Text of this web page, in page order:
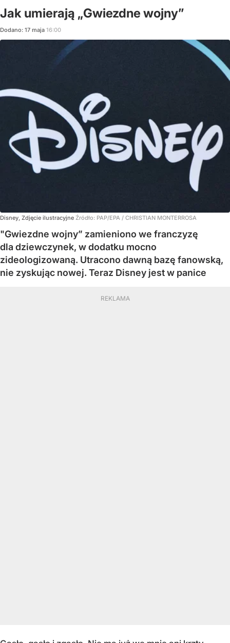
Jak umierają „Gwiezdne wojny”
Dodano: 17 maja 16:00
Disney, Zdjęcie ilustracyjne Źródło: PAP/EPA / CHRISTIAN MONTERROSA
"Gwiezdne wojny” zamieniono we franczyzę
dla dziewczynek, w dodatku mocno
zideologizowaną. Utracono dawną bazę fanowską,
nie zyskując nowej. Teraz Disney jest w panice